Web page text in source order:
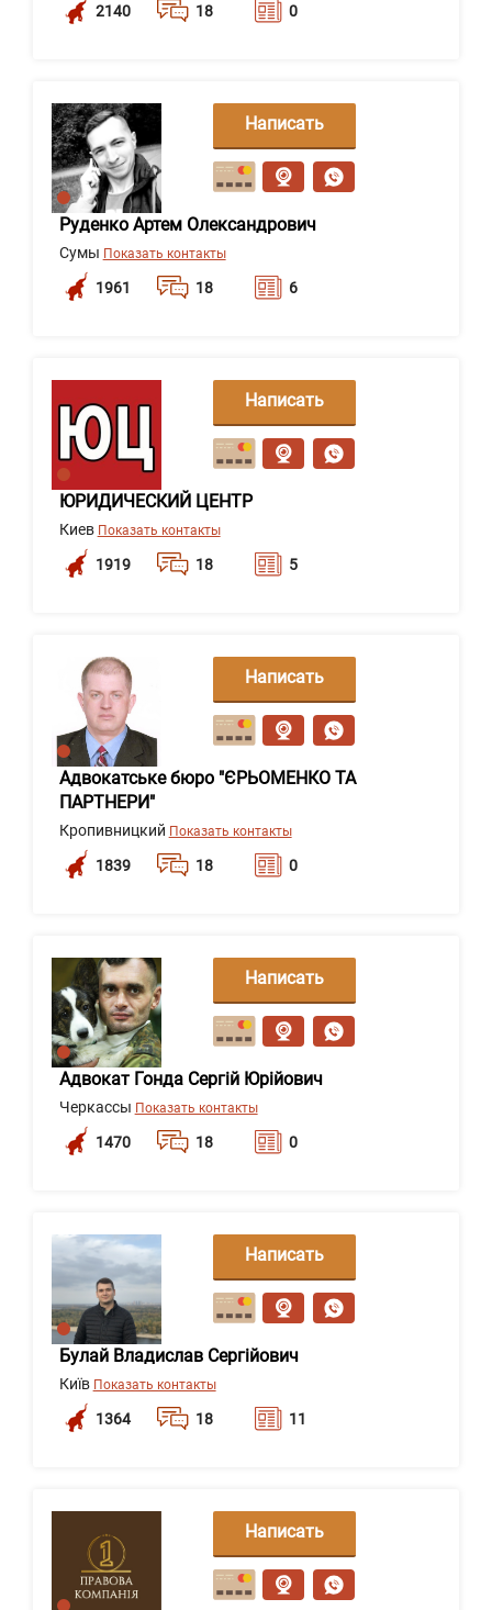
2140 18 0
Руденко Артем Олександрович
Сумы Показать контакты
1961 18 6
Написать
сообщение
ЮРИДИЧЕСКИЙ ЦЕНТР
Киев Показать контакты
1919 18 5
Написать
сообщение
Адвокатське бюро "ЄРЬОМЕНКО ТА
ПАРТНЕРИ"
Кропивницкий Показать контакты
1839 18 0
Написать
сообщение
Адвокат Гонда Сергій Юрійович
Черкассы Показать контакты
1470 18 0
Написать
сообщение
Булай Владислав Сергійович
Київ Показать контакты
1364 18 11
Написать
сообщение
Написать
сообщение